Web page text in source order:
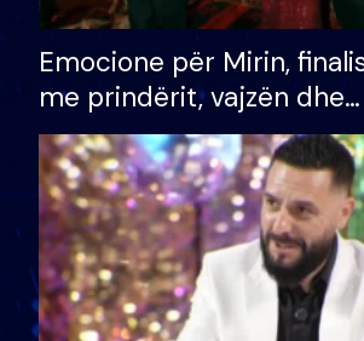
Emocione për Mirin,
me prindërit, vajzën dhe
bashkëshorten: S’kemi
divorci apo jo?